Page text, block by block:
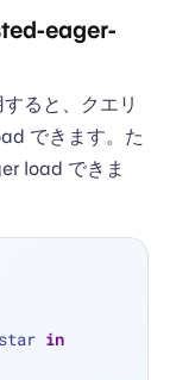
eager-
ると、クエリ
できます。た
load できま
in